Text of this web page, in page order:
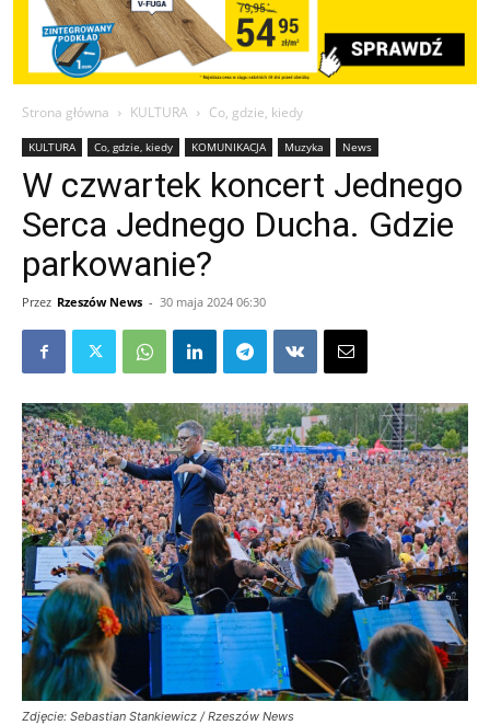
Strona główna KULTURA Co, gdzie, kiedy
KULTURA Co, gdzie, kiedy KOMUNIKACJA Muzyka News
W czwartek koncert Jednego
Serca Jednego Ducha. Gdzie
parkowanie?
Przez Rzeszów News - 30 maja 2024 06:30
Zdjęcie: Sebastian Stankiewicz / Rzeszów News